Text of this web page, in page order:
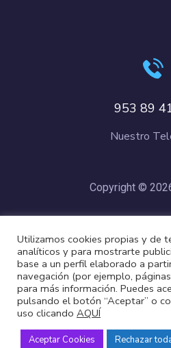
953 89
Nuestro
Copyright ©
Utilizamos cookies propias y de
analíticos y para mostrarte
base a un perfil elaborado a
navegación (por ejemplo,
para más información. Puedes
pulsando el botón “Aceptar” o
uso clicando AQUÍ
Aceptar Cookies Rechazar